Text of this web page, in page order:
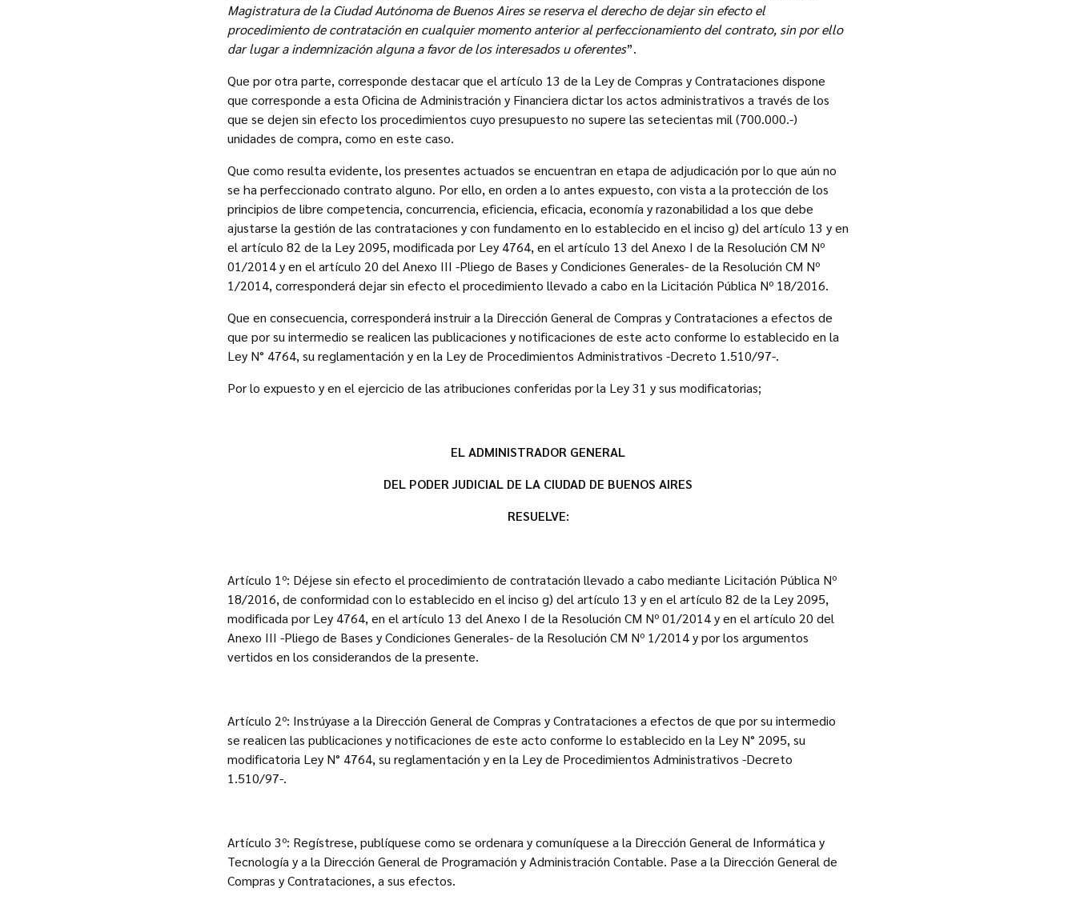
Magistratura de la Ciudad Autónoma de Buenos Aires se reserva el derecho de dejar sin efecto el
procedimiento de contratación en cualquier momento anterior al perfeccionamiento del contrato, sin por ello
dar lugar a indemnización alguna a favor de los interesados u oferentes”.
Que por otra parte, corresponde destacar que el artículo 13 de la Ley de Compras y Contrataciones dispone
que corresponde a esta Oficina de Administración y Financiera dictar los actos administrativos a través de los
que se dejen sin efecto los procedimientos cuyo presupuesto no supere las setecientas mil (700.000.-)
unidades de compra, como en este caso.
Que como resulta evidente, los presentes actuados se encuentran en etapa de adjudicación por lo que aún no
se ha perfeccionado contrato alguno. Por ello, en orden a lo antes expuesto, con vista a la protección de los
principios de libre competencia, concurrencia, eficiencia, eficacia, economía y razonabilidad a los que debe
ajustarse la gestión de las contrataciones y con fundamento en lo establecido en el inciso g) del artículo 13 y en
el artículo 82 de la Ley 2095, modificada por Ley 4764, en el artículo 13 del Anexo I de la Resolución CM Nº
01/2014 y en el artículo 20 del Anexo III -Pliego de Bases y Condiciones Generales- de la Resolución CM Nº
1/2014, corresponderá dejar sin efecto el procedimiento llevado a cabo en la Licitación Pública Nº 18/2016.
Que en consecuencia, corresponderá instruir a la Dirección General de Compras y Contrataciones a efectos de
que por su intermedio se realicen las publicaciones y notificaciones de este acto conforme lo establecido en la
Ley N° 4764, su reglamentación y en la Ley de Procedimientos Administrativos -Decreto 1.510/97-.
Por lo expuesto y en el ejercicio de las atribuciones conferidas por la Ley 31 y sus modificatorias;
EL ADMINISTRADOR GENERAL
DEL PODER JUDICIAL DE LA CIUDAD DE BUENOS AIRES
RESUELVE:
Artículo 1º: Déjese sin efecto el procedimiento de contratación llevado a cabo mediante Licitación Pública Nº
18/2016, de conformidad con lo establecido en el inciso g) del artículo 13 y en el artículo 82 de la Ley 2095,
modificada por Ley 4764, en el artículo 13 del Anexo I de la Resolución CM Nº 01/2014 y en el artículo 20 del
Anexo III -Pliego de Bases y Condiciones Generales- de la Resolución CM Nº 1/2014 y por los argumentos
vertidos en los considerandos de la presente.
Artículo 2º: Instrúyase a la Dirección General de Compras y Contrataciones a efectos de que por su intermedio
se realicen las publicaciones y notificaciones de este acto conforme lo establecido en la Ley N° 2095, su
modificatoria Ley N° 4764, su reglamentación y en la Ley de Procedimientos Administrativos -Decreto
1.510/97-.
Artículo 3º: Regístrese, publíquese como se ordenara y comuníquese a la Dirección General de Informática y
Tecnología y a la Dirección General de Programación y Administración Contable. Pase a la Dirección General de
Compras y Contrataciones, a sus efectos.